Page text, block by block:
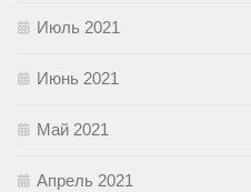
Июль 2021
Июнь 2021
Май 2021
Апрель 2021